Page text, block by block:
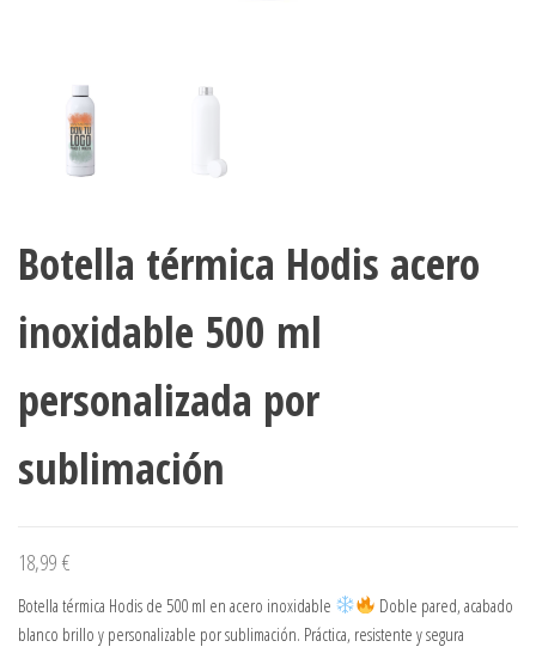
Botella térmica Hodis acero
inoxidable 500 ml
personalizada por
sublimación
18,99 €
Botella térmica Hodis de 500 ml en acero inoxidable
Doble pared, acabado
blanco brillo y personalizable por sublimación. Práctica, resistente y segura